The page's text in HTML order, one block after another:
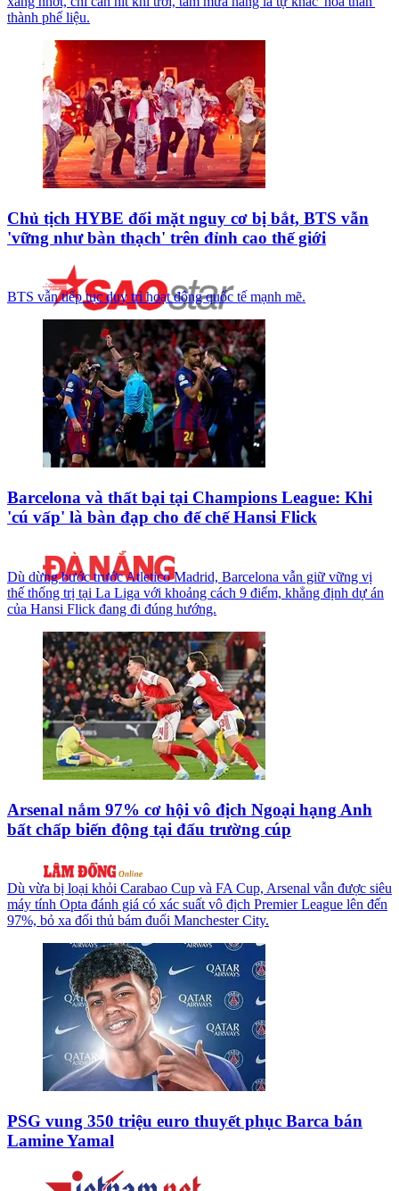
thành phế liệu.
Chủ tịch HYBE đối mặt nguy cơ bị bắt, BTS vẫn
'vững như bàn thạch' trên đỉnh cao thế giới
BTS vẫn tiếp tục duy trì hoạt động quốc tế mạnh mẽ.
Barcelona và thất bại tại Champions League: Khi
'cú vấp' là bàn đạp cho đế chế Hansi Flick
Dù dừng bước trước Atletico Madrid, Barcelona vẫn giữ vững vị
thế thống trị tại La Liga với khoảng cách 9 điểm, khẳng định dự án
của Hansi Flick đang đi đúng hướng.
Arsenal nắm 97% cơ hội vô địch Ngoại hạng Anh
bất chấp biến động tại đấu trường cúp
Dù vừa bị loại khỏi Carabao Cup và FA Cup, Arsenal vẫn được siêu
máy tính Opta đánh giá có xác suất vô địch Premier League lên đến
97%, bỏ xa đối thủ bám đuổi Manchester City.
PSG vung 350 triệu euro thuyết phục Barca bán
Lamine Yamal